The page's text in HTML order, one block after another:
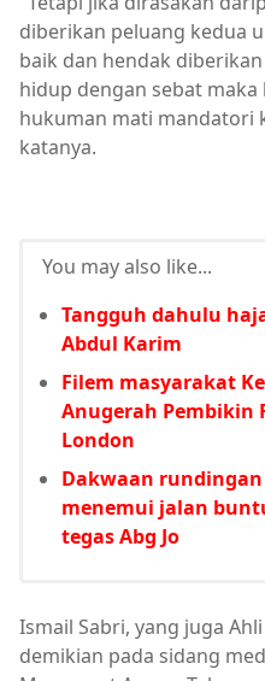
diberikan peluang kedua
baik dan hendak
hidup dengan sebat
hukuman mati mandatori
katanya.
You may also like...
Tangguh dahulu
Abdul Karim
Filem masyarakat
Anugerah Pembikin
London
Dakwaan
menemui jalan
tegas Abg Jo
Ismail Sabri, yang juga
demikian pada sidang